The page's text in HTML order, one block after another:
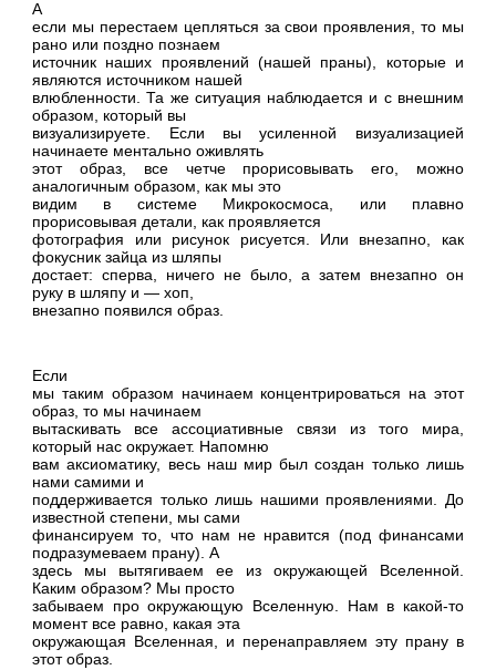
А
если мы перестаем цепляться за свои проявления, то мы
рано или поздно познаем
источник наших проявлений (нашей праны), которые и
являются источником нашей
влюбленности. Та же ситуация наблюдается и с внешним
образом, который вы
визуализируете. Если вы усиленной визуализацией
начинаете ментально оживлять
этот образ, все четче прорисовывать его, можно
аналогичным образом, как мы это
видим в системе Микрокосмоса, или плавно
прорисовывая детали, как проявляется
фотография или рисунок рисуется. Или внезапно, как
фокусник зайца из шляпы
достает: сперва, ничего не было, а затем внезапно он
руку в шляпу и — хоп,
внезапно появился образ.
Если
мы таким образом начинаем концентрироваться на этот
образ, то мы начинаем
вытаскивать все ассоциативные связи из того мира,
который нас окружает. Напомню
вам аксиоматику, весь наш мир был создан только лишь
нами самими и
поддерживается только лишь нашими проявлениями. До
известной степени, мы сами
финансируем то, что нам не нравится (под финансами
подразумеваем прану). А
здесь мы вытягиваем ее из окружающей Вселенной.
Каким образом? Мы просто
забываем про окружающую Вселенную. Нам в какой-то
момент все равно, какая эта
окружающая Вселенная, и перенаправляем эту прану в
этот образ.